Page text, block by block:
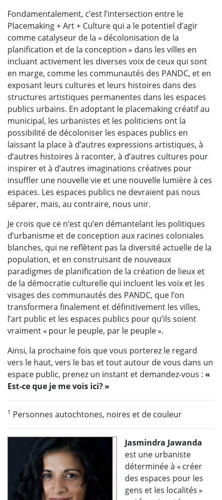
Fondamentalement, c’est l’intersection entre le
Placemaking + Art + Culture qui a le potentiel d’agir
comme catalyseur de la « décolonisation de la
planification et de la conception » dans les villes en
incluant activement les diverses voix de ceux qui sont
en marge, comme les communautés des PANDC, et en
exposant leurs cultures et leurs histoires dans des
structures artistiques permanentes dans les espaces
publics urbains. En adoptant le placemaking créatif au
municipal, les urbanistes et les politiciens ont la
possibilité de décoloniser les espaces publics en
laissant la place à d’autres expressions artistiques, à
d’autres histoires à raconter, à d’autres cultures pour
inspirer et à d’autres imaginations créatives pour
insuffler une nouvelle vie et une nouvelle lumière à ces
espaces. Les espaces publics ne devraient pas nous
séparer, mais, au contraire, nous unir.
Je crois que ce n’est qu’en démantelant les politiques
d’urbanisme et de conception aux racines coloniales
blanches, qui ne reflètent pas la diversité actuelle de la
population, et en construisant de nouveaux
paradigmes de planification de la création de lieux et
de la démocratie culturelle qui incluent les voix et les
visages des communautés des PANDC, que l’on
transformera finalement et définitivement les villes,
l’art public et les espaces publics pour qu’ils soient
vraiment « pour le peuple, par le peuple ».
Ainsi, la prochaine fois que vous porterez le regard
vers le haut, vers le bas et tout autour de vous dans un
espace public, prenez un instant et demandez-vous : «
Est-ce que je me vois ici? »
1 Personnes autochtones, noires et de couleur
Jasmindra Jawanda
est une urbaniste
déterminée à « créer
des espaces pour les
gens et les localités »